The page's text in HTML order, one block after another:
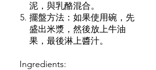
泥，與乳酪混合。
擺盤方法：如果使用碗，先
盛出米漿，然後放上牛油
果，最後淋上醬汁。
Ingredients: